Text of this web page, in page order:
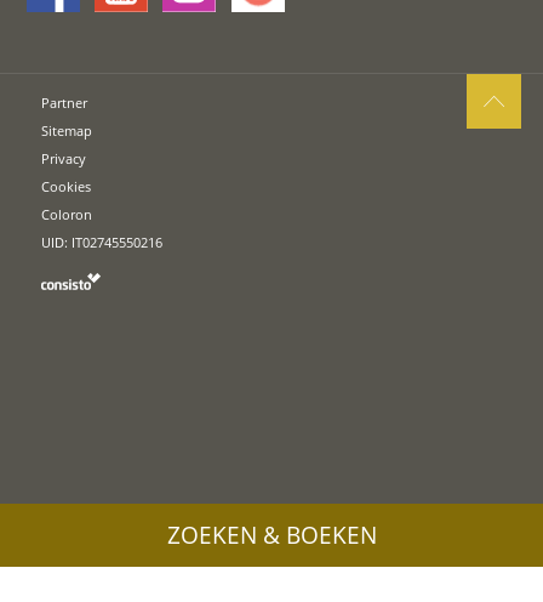
Partner
Sitemap
Privacy
Cookies
Coloron
UID: IT02745550216
ZOEKEN & BOEKEN